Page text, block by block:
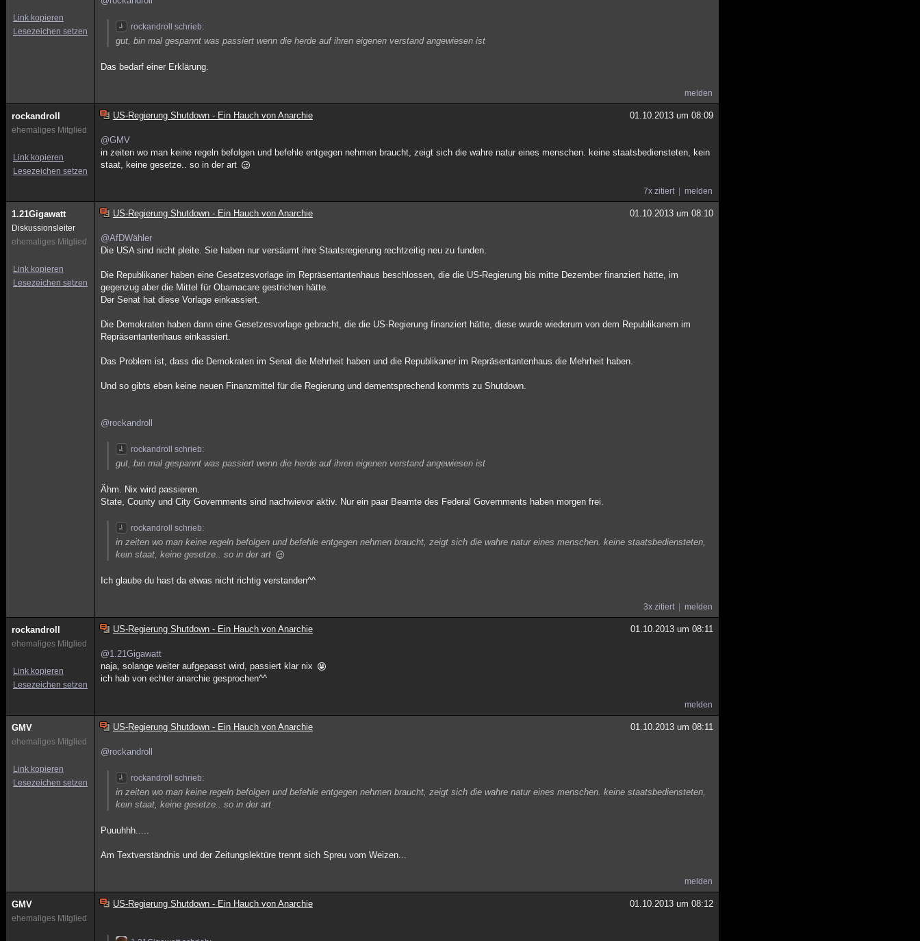
Link kopieren
Lesezeichen setzen
rockandroll schrieb:
gut, bin mal gespannt was passiert wenn die herde auf ihren eigenen verstand angewiesen ist
Das bedarf einer Erklärung.
melden
rockandroll
ehemaliges Mitglied
Link kopieren
Lesezeichen setzen
US-Regierung Shutdown - Ein Hauch von Anarchie 01.10.2013 um 08:09
@GMV
in zeiten wo man keine regeln befolgen und befehle entgegen nehmen braucht, zeigt sich die wahre natur eines menschen. keine staatsbediensteten, kein
staat, keine gesetze.. so in der art
7x zitiert melden
1.21Gigawatt
Diskussionsleiter
ehemaliges Mitglied
Link kopieren
Lesezeichen setzen
US-Regierung Shutdown - Ein Hauch von Anarchie 01.10.2013 um 08:10
@AfDWähler
Die USA sind nicht pleite. Sie haben nur versäumt ihre Staatsregierung rechtzeitig neu zu funden.
Die Republikaner haben eine Gesetzesvorlage im Repräsentantenhaus beschlossen, die die US-Regierung bis mitte Dezember finanziert hätte, im
gegenzug aber die Mittel für Obamacare gestrichen hätte.
Der Senat hat diese Vorlage einkassiert.
Die Demokraten haben dann eine Gesetzesvorlage gebracht, die die US-Regierung finanziert hätte, diese wurde wiederum von dem Republikanern im
Repräsentantenhaus einkassiert.
Das Problem ist, dass die Demokraten im Senat die Mehrheit haben und die Republikaner im Repräsentantenhaus die Mehrheit haben.
Und so gibts eben keine neuen Finanzmittel für die Regierung und dementsprechend kommts zu Shutdown.
@rockandroll
rockandroll schrieb:
gut, bin mal gespannt was passiert wenn die herde auf ihren eigenen verstand angewiesen ist
Ähm. Nix wird passieren.
State, County und City Governments sind nachwievor aktiv. Nur ein paar Beamte des Federal Governments haben morgen frei.
rockandroll schrieb:
in zeiten wo man keine regeln befolgen und befehle entgegen nehmen braucht, zeigt sich die wahre natur eines menschen. keine staatsbediensteten,
kein staat, keine gesetze.. so in der art
Ich glaube du hast da etwas nicht richtig verstanden^^
3x zitiert melden
rockandroll
ehemaliges Mitglied
Link kopieren
Lesezeichen setzen
US-Regierung Shutdown - Ein Hauch von Anarchie 01.10.2013 um 08:11
@1.21Gigawatt
naja, solange weiter aufgepasst wird, passiert klar nix
ich hab von echter anarchie gesprochen^^
melden
GMV
ehemaliges Mitglied
Link kopieren
Lesezeichen setzen
US-Regierung Shutdown - Ein Hauch von Anarchie 01.10.2013 um 08:11
@rockandroll
rockandroll schrieb:
in zeiten wo man keine regeln befolgen und befehle entgegen nehmen braucht, zeigt sich die wahre natur eines menschen. keine staatsbediensteten,
kein staat, keine gesetze.. so in der art
Puuuhhh.....
Am Textverständnis und der Zeitungslektüre trennt sich Spreu vom Weizen...
melden
GMV
ehemaliges Mitglied
US-Regierung Shutdown - Ein Hauch von Anarchie 01.10.2013 um 08:12